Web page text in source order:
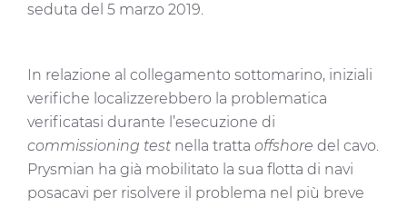
seduta del 5 marzo 2019.
In relazione al collegamento sottomarino, iniziali
verifiche localizzerebbero la problematica
verificatasi durante l’esecuzione di
commissioning test nella tratta offshore del cavo.
Prysmian ha già mobilitato la sua flotta di navi
posacavi per risolvere il problema nel più breve